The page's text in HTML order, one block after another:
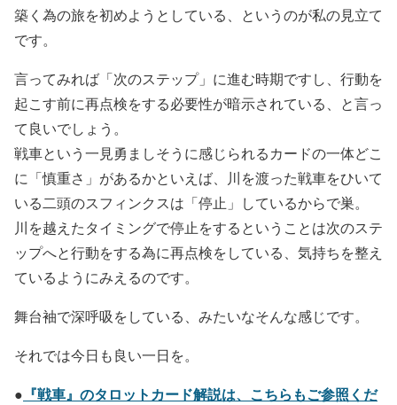
築く為の旅を初めようとしている、というのが私の見立て
です。
言ってみれば「次のステップ」に進む時期ですし、行動を
起こす前に再点検をする必要性が暗示されている、と言っ
て良いでしょう。
戦車という一見勇ましそうに感じられるカードの一体どこ
に「慎重さ」があるかといえば、川を渡った戦車をひいて
いる二頭のスフィンクスは「停止」しているからで巣。
川を越えたタイミングで停止をするということは次のステ
ップへと行動をする為に再点検をしている、気持ちを整え
ているようにみえるのです。
舞台袖で深呼吸をしている、みたいなそんな感じです。
それでは今日も良い一日を。
● 『戦車』のタロットカード解説は、こちらもご参照くだ